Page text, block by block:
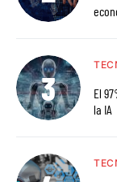
El
la IA